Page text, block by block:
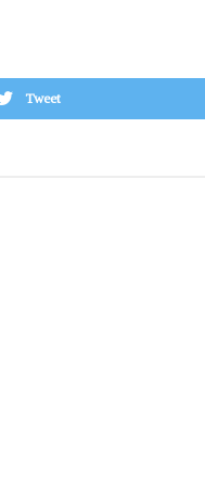
Tweet